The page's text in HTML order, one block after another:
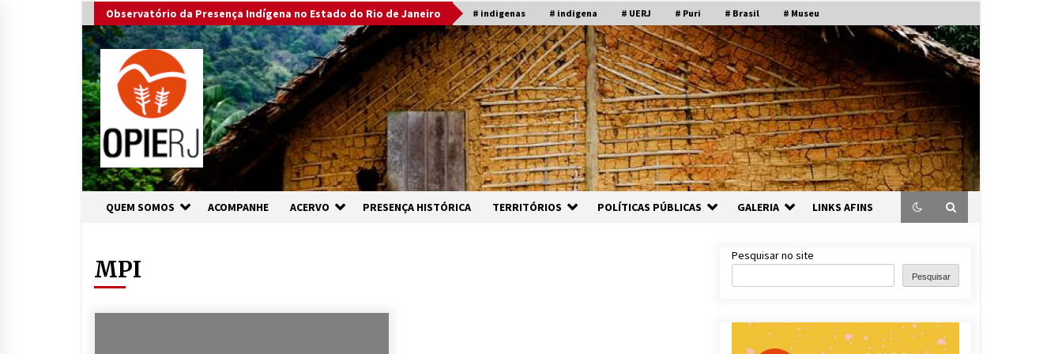
to
content
Observatório da Presença Indígena no Estado do Rio de Janeiro # indigenas # indigena # UERJ # Puri # Brasil # Museu
QUEM SOMOS ACOMPANHE ACERVO PRESENÇA HISTÓRICA TERRITÓRIOS POLÍTICAS PÚBLICAS GALERIA LINKS AFINS
MPI Pesquisar no site
Pesquisar